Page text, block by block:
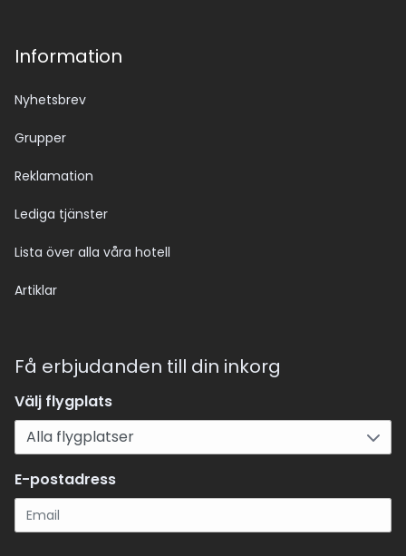
Information
Nyhetsbrev
Grupper
Reklamation
Lediga tjänster
Lista över alla våra hotell
Artiklar
Få erbjudanden till din inkorg
Välj flygplats
E-postadress